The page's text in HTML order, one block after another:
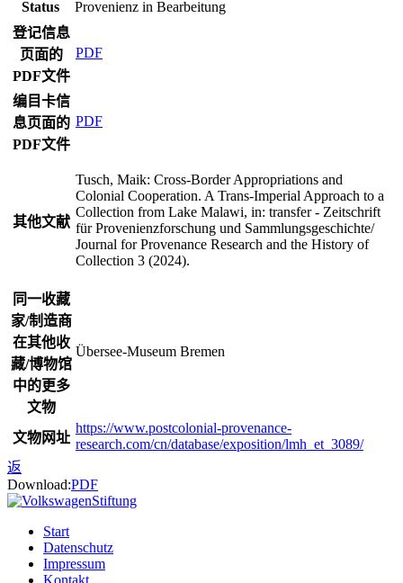
Status
Provenienz in Bearbeitung
登记信息
页面的
PDF文件
PDF
编目卡信
息页面的
PDF文件
PDF
其他文献
Tusch, Maik: Cross-Border Appropriations and
Colonial Cooperation. A Trans-Imperial Approach to a
Collection from Lake Malawi, in: transfer - Zeitschrift
für Provenienzforschung und Sammlungsgeschichte/
Journal for Provenance Research and the History of
Collection 3 (2024).
同一收藏
家/制造商
在其他收
藏/博物馆
中的更多
文物
Übersee-Museum Bremen
文物网址
https://www.postcolonial-provenance-
research.com/cn/database/exposition/lmh_et_3089/
返
Download:PDF
Start
Datenschutz
Impressum